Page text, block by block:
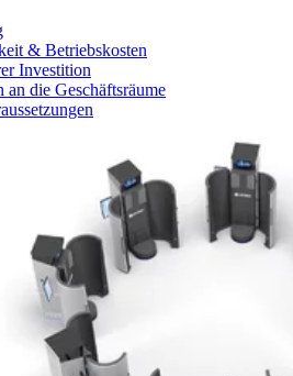
& Betriebskosten
Investition
an die Geschäftsräume